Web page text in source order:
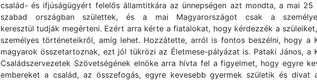
család- és ifjúságügyért felelős államtitkára az ünnepségen azt mondta, a mai 25
szabad országban születtek, és a mai Magyarországot csak a
keresztül tudják megérteni. Ezért arra kérte a fiatalokat, hogy kérdezzék a
személyes történeteikről, amíg lehet. Hozzátette, arról is fontos beszélni, hogy a
magyarok összetartoznak, ezt jól tükrözi az Életmese-pályázat is. Pataki János, a
Családszervezetek Szövetségének elnöke arra hívta fel a figyelmet, hogy egyre
embereket a család, az összefogás, egyre kevesebb gyermek születik és divat